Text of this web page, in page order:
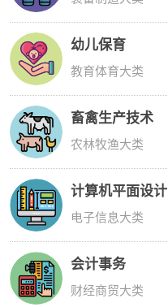
幼儿保育
教育体育大类
畜禽生产技术
农林牧渔大类
计算机平面设计
电子信息大类
会计事务
财经商贸大类